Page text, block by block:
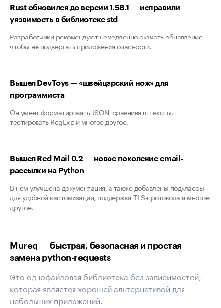
Rust обновился до версии 1.58.1 — исправили
уязвимость в библиотеке std
Разработчики рекомендуют немедленно скачать обновление,
чтобы не подвергать приложения опасности.
Вышел DevToys — «швейцарский нож» для
программиста
Он умеет форматировать JSON, сравнивать тексты,
тестировать RegExp и многое другое.
Вышел Red Mail 0.2 — новое поколение email-
рассылки на Python
В нём улучшена документация, а также добавлены подклассы
для удобной кастомизации, поддержка TLS-протокола и многое
другое.
Mureq — быстрая, безопасная и простая
замена python-requests
Это однофайловая библиотека без зависимостей,
которая является хорошей альтернативой для
небольших приложений.